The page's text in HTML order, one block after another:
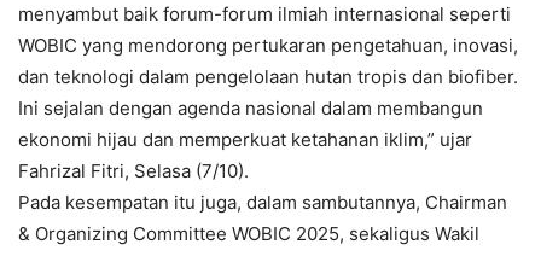
menyambut baik forum-forum ilmiah internasional seperti
WOBIC yang mendorong pertukaran pengetahuan, inovasi,
dan teknologi dalam pengelolaan hutan tropis dan biofiber.
Ini sejalan dengan agenda nasional dalam membangun
ekonomi hijau dan memperkuat ketahanan iklim,” ujar
Fahrizal Fitri, Selasa (7/10).
Pada kesempatan itu juga, dalam sambutannya, Chairman
& Organizing Committee WOBIC 2025, sekaligus Wakil